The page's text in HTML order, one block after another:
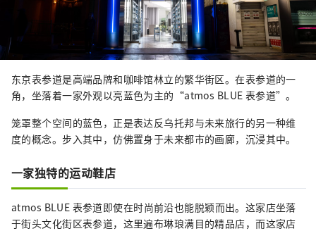
东京表参道是高端品牌和咖啡馆林立的繁华街区。在表参道的一
角，坐落着一家外观以亮蓝色为主的“atmos BLUE 表参道”。
笼罩整个空间的蓝色，正是表达反乌托邦与未来旅行的另一种维
度的概念。步入其中，仿佛置身于未来都市的画廊，沉浸其中。
一家独特的运动鞋店
atmos BLUE 表参道即使在时尚前沿也能脱颖而出。这家店坐落
于街头文化街区表参道，这里遍布琳琅满目的精品店，而这家店